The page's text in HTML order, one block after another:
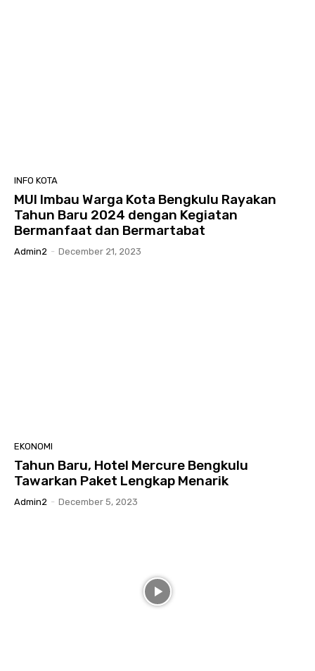
INFO KOTA
MUI Imbau Warga Kota Bengkulu Rayakan
Tahun Baru 2024 dengan Kegiatan
Bermanfaat dan Bermartabat
Admin2 - December 21, 2023
EKONOMI
Tahun Baru, Hotel Mercure Bengkulu
Tawarkan Paket Lengkap Menarik
Admin2 - December 5, 2023